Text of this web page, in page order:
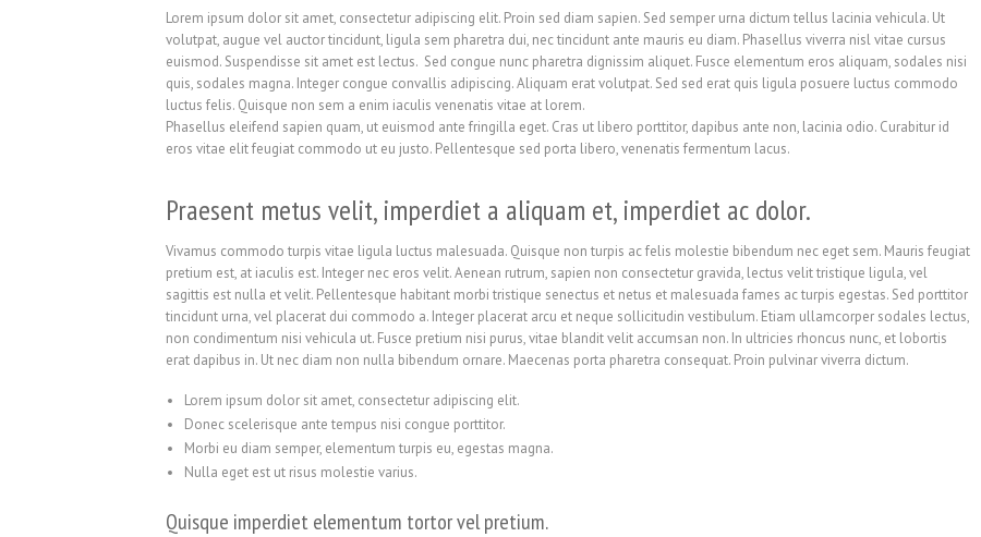
Lorem ipsum dolor sit amet, consectetur adipiscing elit. Proin sed diam sapien. Sed semper urna dictum tellus lacinia vehicula. Ut
volutpat, augue vel auctor tincidunt, ligula sem pharetra dui, nec tincidunt ante mauris eu diam. Phasellus viverra nisl vitae cursus
euismod. Suspendisse sit amet est lectus. Sed congue nunc pharetra dignissim aliquet. Fusce elementum eros aliquam, sodales nisi
quis, sodales magna. Integer congue convallis adipiscing. Aliquam erat volutpat. Sed sed erat quis ligula posuere luctus commodo
luctus felis. Quisque non sem a enim iaculis venenatis vitae at lorem.
Phasellus eleifend sapien quam, ut euismod ante fringilla eget. Cras ut libero porttitor, dapibus ante non, lacinia odio. Curabitur id
eros vitae elit feugiat commodo ut eu justo. Pellentesque sed porta libero, venenatis fermentum lacus.
Praesent metus velit, imperdiet a aliquam et, imperdiet ac dolor.
Vivamus commodo turpis vitae ligula luctus malesuada. Quisque non turpis ac felis molestie bibendum nec eget sem. Mauris feugiat
pretium est, at iaculis est. Integer nec eros velit. Aenean rutrum, sapien non consectetur gravida, lectus velit tristique ligula, vel
sagittis est nulla et velit. Pellentesque habitant morbi tristique senectus et netus et malesuada fames ac turpis egestas. Sed porttitor
tincidunt urna, vel placerat dui commodo a. Integer placerat arcu et neque sollicitudin vestibulum. Etiam ullamcorper sodales lectus,
non condimentum nisi vehicula ut. Fusce pretium nisi purus, vitae blandit velit accumsan non. In ultricies rhoncus nunc, et lobortis
erat dapibus in. Ut nec diam non nulla bibendum ornare. Maecenas porta pharetra consequat. Proin pulvinar viverra dictum.
Lorem ipsum dolor sit amet, consectetur adipiscing elit.
Donec scelerisque ante tempus nisi congue porttitor.
Morbi eu diam semper, elementum turpis eu, egestas magna.
Nulla eget est ut risus molestie varius.
Quisque imperdiet elementum tortor vel pretium.